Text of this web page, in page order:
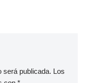
será publicada. Los